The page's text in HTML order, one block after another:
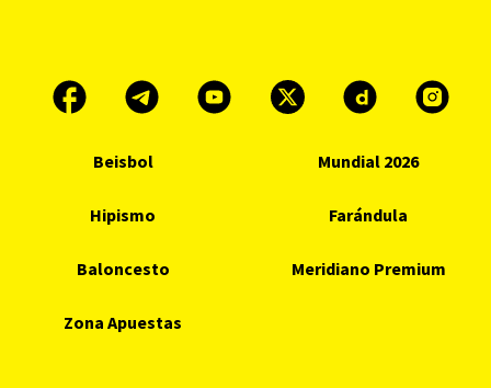
Beisbol Mundial 2026
Hipismo Farándula
Baloncesto Meridiano Premium
Zona Apuestas